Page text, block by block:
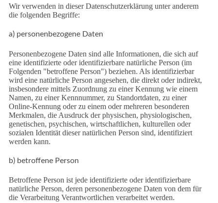
Wir verwenden in dieser Datenschutzerklärung unter anderem
die folgenden Begriffe:
a) personenbezogene Daten
Personenbezogene Daten sind alle Informationen, die sich auf
eine identifizierte oder identifizierbare natürliche Person (im
Folgenden "betroffene Person") beziehen. Als identifizierbar
wird eine natürliche Person angesehen, die direkt oder indirekt,
insbesondere mittels Zuordnung zu einer Kennung wie einem
Namen, zu einer Kennnummer, zu Standortdaten, zu einer
Online-Kennung oder zu einem oder mehreren besonderen
Merkmalen, die Ausdruck der physischen, physiologischen,
genetischen, psychischen, wirtschaftlichen, kulturellen oder
sozialen Identität dieser natürlichen Person sind, identifiziert
werden kann.
b) betroffene Person
Betroffene Person ist jede identifizierte oder identifizierbare
natürliche Person, deren personenbezogene Daten von dem für
die Verarbeitung Verantwortlichen verarbeitet werden.